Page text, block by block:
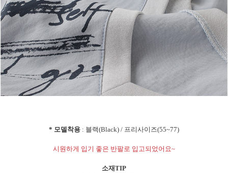
* 모델착용 : 블랙(Black) / 프리사이즈(55~77)
시원하게 입기 좋은 반팔로 입고되었어요~
소재TIP